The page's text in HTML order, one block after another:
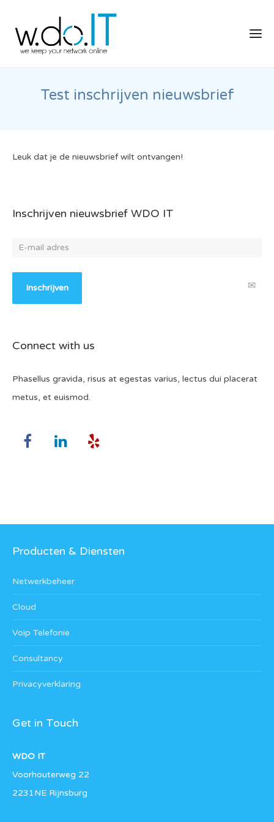
Test inschrijven nieuwsbrief
Leuk dat je de nieuwsbrief wilt ontvangen!
Inschrijven nieuwsbrief WDO IT
Connect with us
Phasellus gravida, risus at egestas varius, lectus dui placerat
metus, et euismod.
Producten & Diensten
Netwerkbeheer
Cloud
Voip Telefonie
Consultancy
Privacyverklaring
Get in Touch
WDO IT
Voorhouterweg 22
2231NE Rijnsburg